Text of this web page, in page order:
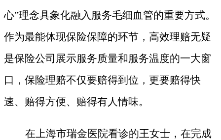
心”理念具象化融入服务毛细血管的重要方式。
作为最能体现保险保障的环节，高效理赔无疑
是保险公司展示服务质量和服务温度的一大窗
口，保险理赔不仅要赔得到位，更要赔得快
速、赔得方便、赔得有人情味。
在上海市瑞金医院看诊的王女士，在完成